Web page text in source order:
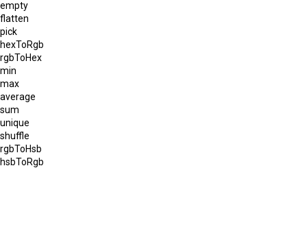
empty
flatten
pick
hexToRgb
rgbToHex
min
max
average
sum
unique
shuffle
rgbToHsb
hsbToRgb